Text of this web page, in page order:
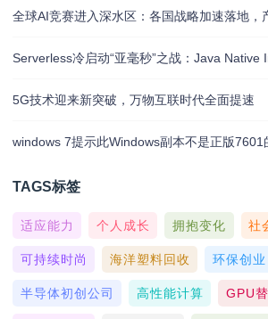
5G技术迎来新突破，万物互联时代全面提速
TAGS标签
适应能力 个人成长 拥抱变化 社
可持续时尚 海洋塑料回收 环保创业
半导体初创公司 高性能计算 GPU